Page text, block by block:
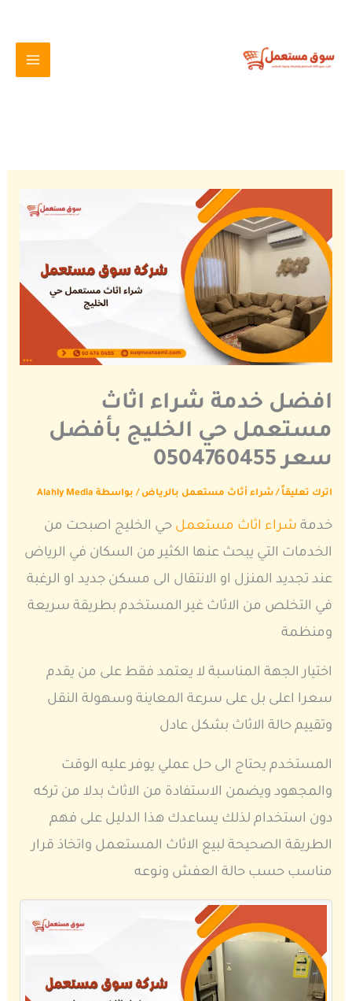
المحتوى
افضل خدمة شراء اثاث
مستعمل حي الخليج بأفضل
سعر 0504760455
اترك تعليقاً /شراء أثاث مستعمل بالرياض / بواسطة Alahly Media
خدمة شراء اثاث مستعمل حي الخليج اصبحت من
الخدمات التي يبحث عنها الكثير من السكان في الرياض
عند تجديد المنزل او الانتقال الى مسكن جديد او الرغبة
في التخلص من الاثاث غير المستخدم بطريقة سريعة
ومنظمة
اختيار الجهة المناسبة لا يعتمد فقط على من يقدم
سعرا اعلى بل على سرعة المعاينة وسهولة النقل
وتقييم حالة الاثاث بشكل عادل
المستخدم يحتاج الى حل عملي يوفر عليه الوقت
والمجهود ويضمن الاستفادة من الاثاث بدلا من تركه
دون استخدام لذلك يساعدك هذا الدليل على فهم
الطريقة الصحيحة لبيع الاثاث المستعمل واتخاذ قرار
مناسب حسب حالة العفش ونوعه